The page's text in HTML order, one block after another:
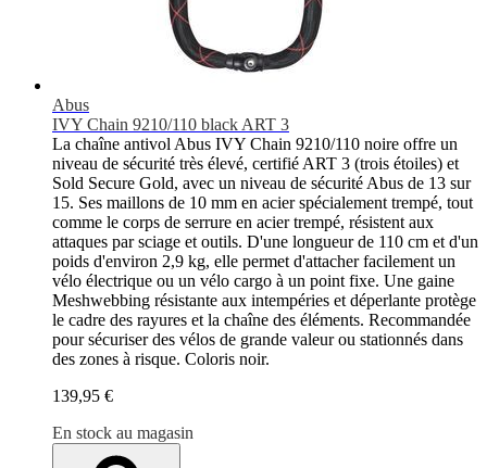
Abus
IVY Chain 9210/110 black ART 3
La chaîne antivol Abus IVY Chain 9210/110 noire offre un
niveau de sécurité très élevé, certifié ART 3 (trois étoiles) et
Sold Secure Gold, avec un niveau de sécurité Abus de 13 sur
15. Ses maillons de 10 mm en acier spécialement trempé, tout
comme le corps de serrure en acier trempé, résistent aux
attaques par sciage et outils. D'une longueur de 110 cm et d'un
poids d'environ 2,9 kg, elle permet d'attacher facilement un
vélo électrique ou un vélo cargo à un point fixe. Une gaine
Meshwebbing résistante aux intempéries et déperlante protège
le cadre des rayures et la chaîne des éléments. Recommandée
pour sécuriser des vélos de grande valeur ou stationnés dans
des zones à risque. Coloris noir.
139,95 €
En stock au magasin